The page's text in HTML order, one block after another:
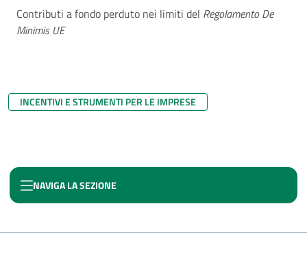
Contributi a fondo perduto nei limiti del Regolamento De
Minimis UE
INCENTIVI E STRUMENTI PER LE IMPRESE
NAVIGA LA SEZIONE
CRATERE SISMICO AQUILANO